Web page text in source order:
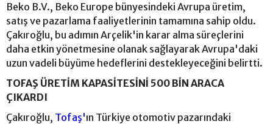
Beko B.V., Beko Europe bünyesindeki Avrupa üretim,
satış ve pazarlama faaliyetlerinin tamamına sahip oldu.
Çakıroğlu, bu adımın Arçelik'in karar alma süreçlerini
daha etkin yönetmesine olanak sağlayarak Avrupa'daki
uzun vadeli büyüme hedeflerini destekleyeceğini belirtti.
TOFAŞ ÜRETİM KAPASİTESİNİ 500 BİN ARACA
ÇIKARDI
Çakıroğlu, Tofaş'ın Türkiye otomotiv pazarındaki